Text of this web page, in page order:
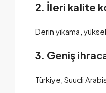
2. İleri kalite
Derin yıkama,
3. Geniş
Türkiye, Suudi